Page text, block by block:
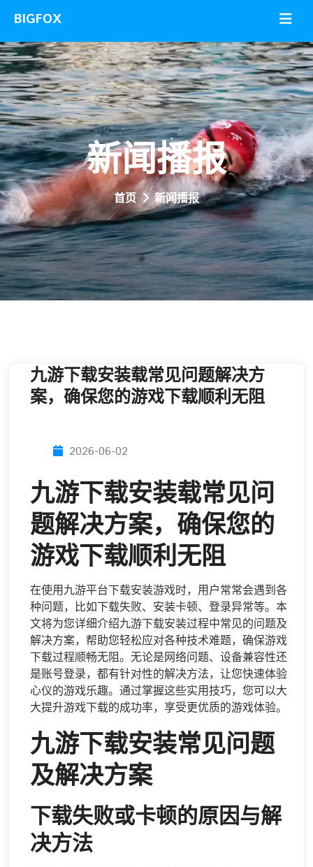
新闻播报
首页 新闻播报
九游下载安装载常见问题解决方
案，确保您的游戏下载顺利无阻
2026-06-02
九游下载安装载常见问
题解决方案，确保您的
游戏下载顺利无阻
在使用九游平台下载安装游戏时，用户常常会遇到各
种问题，比如下载失败、安装卡顿、登录异常等。本
文将为您详细介绍九游下载安装过程中常见的问题及
解决方案，帮助您轻松应对各种技术难题，确保游戏
下载过程顺畅无阻。无论是网络问题、设备兼容性还
是账号登录，都有针对性的解决方法，让您快速体验
心仪的游戏乐趣。通过掌握这些实用技巧，您可以大
大提升游戏下载的成功率，享受更优质的游戏体验。
九游下载安装常见问题
及解决方案
下载失败或卡顿的原因与解
决方法